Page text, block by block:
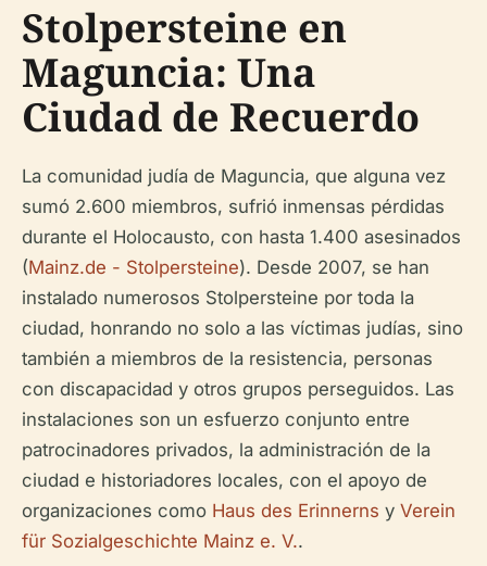
Stolpersteine en
Maguncia: Una
Ciudad de Recuerdo
La comunidad judía de Maguncia, que alguna vez
sumó 2.600 miembros, sufrió inmensas pérdidas
durante el Holocausto, con hasta 1.400 asesinados
(Mainz.de - Stolpersteine). Desde 2007, se han
instalado numerosos Stolpersteine por toda la
ciudad, honrando no solo a las víctimas judías, sino
también a miembros de la resistencia, personas
con discapacidad y otros grupos perseguidos. Las
instalaciones son un esfuerzo conjunto entre
patrocinadores privados, la administración de la
ciudad e historiadores locales, con el apoyo de
organizaciones como Haus des Erinnerns y Verein
für Sozialgeschichte Mainz e. V..